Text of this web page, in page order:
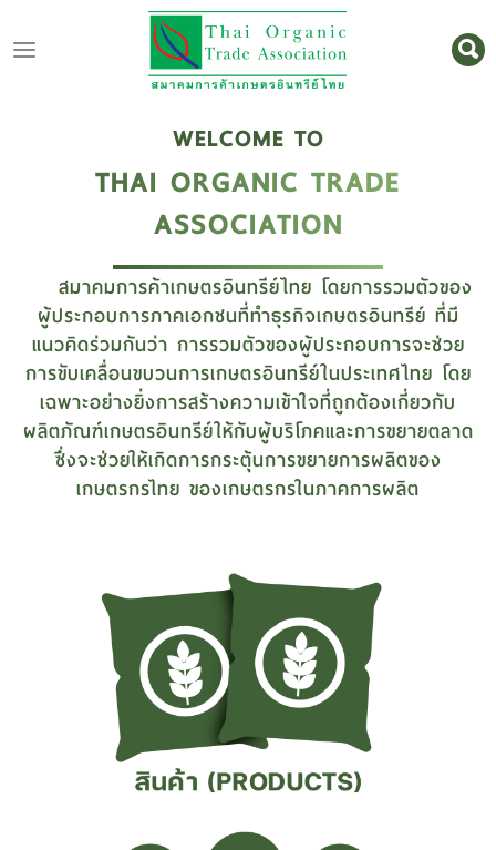
หน้า
หลัก
เกี่ยว
กับ
เรา
WELCOME TO
THAI ORGANIC TRADE
ASSOCIATION
สมาคมการค้าเกษตรอินทรีย์ไทย โดยการรวมตัวของ
ผู้ประกอบการภาคเอกชนที่ทำธุรกิจเกษตรอินทรีย์ ที่มี
แนวคิดร่วมกันว่า การรวมตัวของผู้ประกอบการจะช่วย
การขับเคลื่อนขบวนการเกษตรอินทรีย์ในประเทศไทย โดย
เฉพาะอย่างยิ่งการสร้างความเข้าใจที่ถูกต้องเกี่ยวกับ
ผลิตภัณฑ์เกษตรอินทรีย์ให้กับผู้บริโภคและการขยายตลาด
ซึ่งจะช่วยให้เกิดการกระตุ้นการขยายการผลิตของ
เกษตรกรไทย ของเกษตรกรในภาคการผลิต